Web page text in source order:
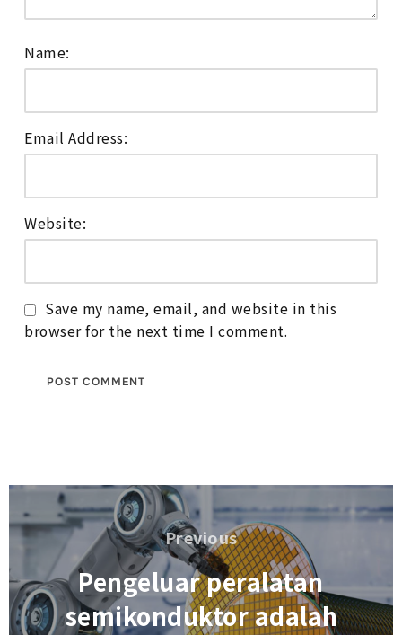
Name:
Email Address:
Website:
Save my name, email, and website in this
browser for the next time I comment.
Navigasi
kiriman
Previous
Previous
Pengeluar peralatan
semikonduktor adalah